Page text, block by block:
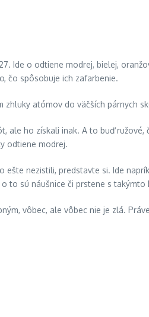
Ide o odtiene modrej, bielej,
čo spôsobuje ich zafarbenie.
atómov do väčších párnych
ale ho získali inak. A to buď
odtiene modrej.
nezistili, predstavte si. Ide
to sú náušnice či prstene s takýmto
vôbec, ale vôbec nie je zlá.